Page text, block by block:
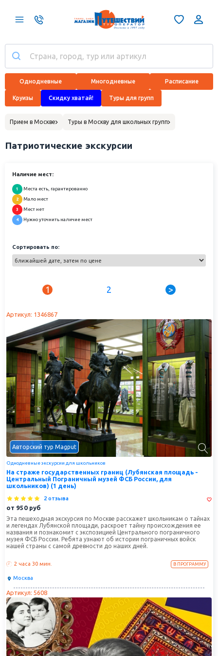
Однодневные Многодневные Расписание
Круизы Скидку хватай! Туры для групп
Прием в Москве Туры в Москву для школьных групп
Патриотические экскурсии
Наличие мест:
1 Места есть, гарантированно
2 Мало мест
3 Мест нет
4 Нужно уточнить наличие мест
Сортировать по:
1 2 >
Артикул: 1346867
Авторский тур Magput
Однодневные экскурсии для школьников
На страже государственных границ (Лубянская площадь -
Центральный Пограничный музей ФСБ России, для
школьников) (1 день)
2 отзыва
от 950 руб
Эта пешеходная экскурсия по Москве расскажет школьникам о тайнах
и легендах Лубянской площади, раскроет тайну происхождения ее
названия и познакомит с экспозицией Центрального пограничного
музея ФСБ России. Ребята узнают об истории пограничных войск
нашей страны с самой древности до наших дней.
2 часа 30 мин. В ПРОГРАММУ
Москва
Артикул: 5608